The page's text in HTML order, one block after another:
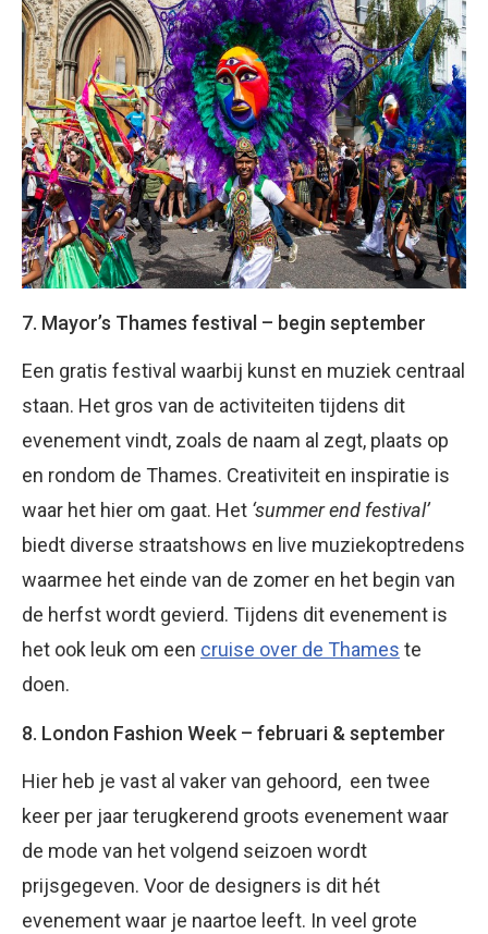
7. Mayor’s Thames festival – begin september
Een gratis festival waarbij kunst en muziek centraal
staan. Het gros van de activiteiten tijdens dit
evenement vindt, zoals de naam al zegt, plaats op
en rondom de Thames. Creativiteit en inspiratie is
waar het hier om gaat. Het ‘summer end festival’
biedt diverse straatshows en live muziekoptredens
waarmee het einde van de zomer en het begin van
de herfst wordt gevierd. Tijdens dit evenement is
het ook leuk om een cruise over de Thames te
doen.
8. London Fashion Week – februari & september
Hier heb je vast al vaker van gehoord, een twee
keer per jaar terugkerend groots evenement waar
de mode van het volgend seizoen wordt
prijsgegeven. Voor de designers is dit hét
evenement waar je naartoe leeft. In veel grote